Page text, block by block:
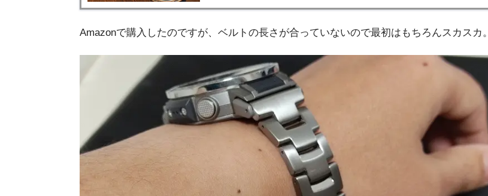
Amazonで購入したのですが、ベルトの長さが合っていないので最初はもちろんスカスカ。